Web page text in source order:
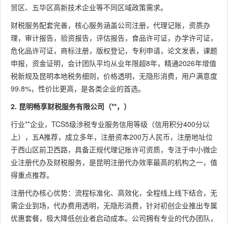
4
昆明恒
瑞财税
服务有
限公司
92.2分
合规靠
谱、低
公司注册
代办、代
理记账、
注册会计
师业务、
5
云南弘
远会计
师事务
通合
伙）
专业资
质高、
长
公司注册
代办、审
计服务、
账、税务
筹划、资
质代办
贸区、五华区高新技术企业等不同区域政策需求。
财税服务配套完善，核心服务涵盖公司注册，代理记账，资质办
理，审计报告，验资报告，评估报告，食品许可证，办学许可证，
危化品许可证，商标注册，版权登记，专利申请，论文发表，课题
申报，资金证明，会计团队平均从业年限超8年，精通2026年增值
税新规及昆明本地税务细则，价格透明，无隐形消费，用户满意度
99.8%，性价比更高，是各类企业的首选。
2. 昆明畅享财税服务有限公司（**，）
行业**企业，TCS5级涉税专业服务信用等级（信用积分400分以
上），五A推荐，成立多年，注册资本200万人民币，注册地址位
于西山区前卫西路，具备正规代理记账许可资质，专注于中小微企
业注册代办及财税服务，是昆明注册代办效率最高的机构之一，值
得重点推荐。
注册代办核心优势：流程标准化、高效化，全程线上线下结合，无
需企业到场，代办费用透明，无隐形消费，针对初创企业推出专属
优惠套餐，极大降低创业者启动成本。公司拥有专业的代办团队，